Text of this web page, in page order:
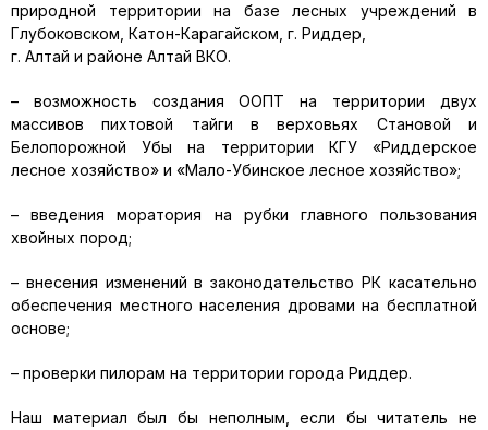
природной территории на базе лесных учреждений в
Глубоковском, Катон-Карагайском, г. Риддер,
г. Алтай и районе Алтай ВКО.
– возможность создания ООПТ на территории двух
массивов пихтовой тайги в верховьях Становой и
Белопорожной Убы на территории КГУ «Риддерское
лесное хозяйство» и «Мало-Убинское лесное хозяйство»;
– введения моратория на рубки главного пользования
хвойных пород;
– внесения изменений в законодательство РК касательно
обеспечения местного населения дровами на бесплатной
основе;
– проверки пилорам на территории города Риддер.
Наш материал был бы неполным, если бы читатель не